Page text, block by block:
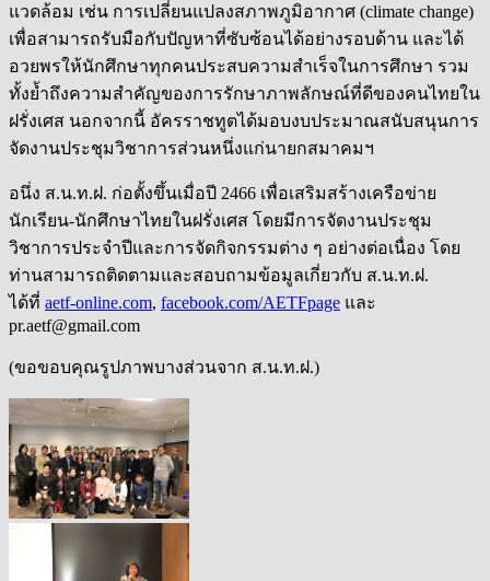
แวดล้อม เช่น การเปลี่ยนแปลงสภาพภูมิอากาศ (climate change)
เพื่อสามารถรับมือกับปัญหาที่ซับซ้อนได้อย่างรอบด้าน และได้
อวยพรให้นักศึกษาทุกคนประสบความสำเร็จในการศึกษา รวม
ทั้งย้ำถึงความสำคัญของการรักษาภาพลักษณ์ที่ดีของคนไทยใน
ฝรั่งเศส นอกจากนี้ อัครราชทูตได้มอบงบประมาณสนับสนุนการ
จัดงานประชุมวิชาการส่วนหนึ่งแก่นายกสมาคมฯ
อนึ่ง ส.น.ท.ฝ. ก่อตั้งขึ้นเมื่อปี 2466 เพื่อเสริมสร้างเครือข่าย
นักเรียน-นักศึกษาไทยในฝรั่งเศส โดยมีการจัดงานประชุม
วิชาการประจำปีและการจัดกิจกรรมต่าง ๆ อย่างต่อเนื่อง โดย
ท่านสามารถติดตามและสอบถามข้อมูลเกี่ยวกับ ส.น.ท.ฝ.
ได้ที่ aetf-online.com, facebook.com/AETFpage และ
pr.aetf@gmail.com
(ขอขอบคุณรูปภาพบางส่วนจาก ส.น.ท.ฝ.)